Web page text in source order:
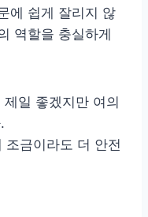
에 쉽게 잘리지 않
역할을 충실하게
일 좋겠지만 여의
조금이라도 더 안전